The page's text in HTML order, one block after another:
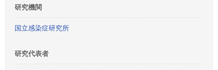
研究機関
国立感染症研究所
研究代表者